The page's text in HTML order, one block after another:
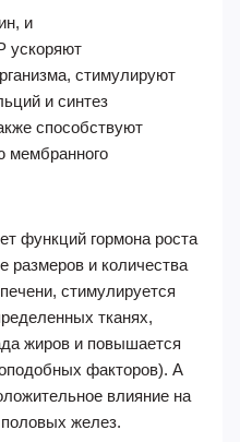
и
ускоряют
стимулируют
и синтез
способствуют
мембранного
функций гормона роста
размеров и количества
стимулируется
тканях,
жиров и повышается
факторов). А
влияние на
желез.